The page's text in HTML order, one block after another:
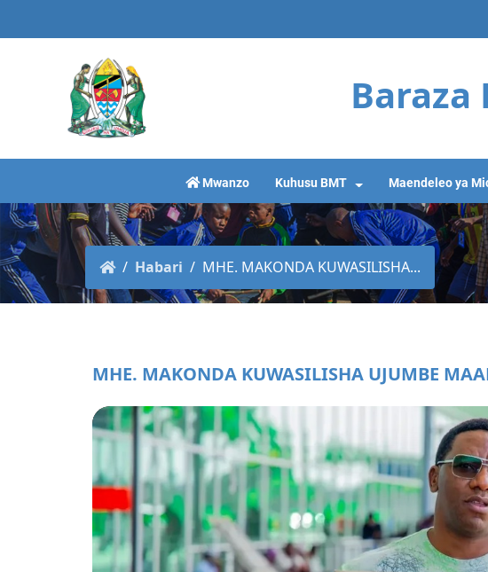
Baraza
Mwanzo Kuhusu BMT Maendeleo ya
Habari MHE. MAKONDA KUWASILISHA...
MHE. MAKONDA KUWASILISHA UJUMBE